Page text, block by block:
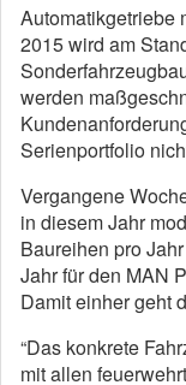
Automatikgetriebe
2015 wird am
werden
Serienportfolio
Vergangene
in diesem Jahr
Baureihen pro
Jahr für den MAN
Damit einher geht
“Das konkrete
mit allen